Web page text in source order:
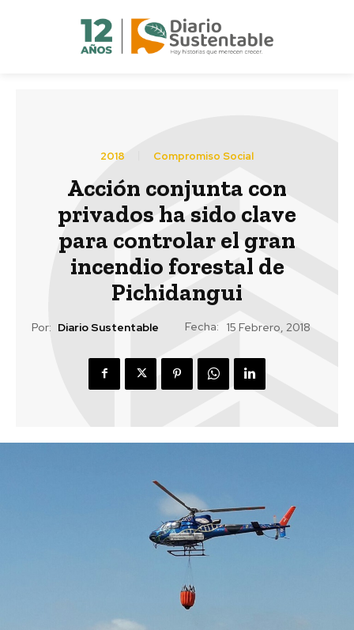
2018 Compromiso Social
Acción conjunta con
privados ha sido clave
para controlar el gran
incendio forestal de
Pichidangui
Por: Diario Sustentable Fecha: 15 Febrero, 2018